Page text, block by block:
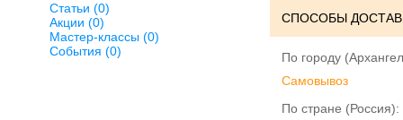
Статьи (0)
Акции (0)
Мастер-классы (0)
События (0)
СПОСОБЫ
По городу
Cамовывоз
По стране (Россия):